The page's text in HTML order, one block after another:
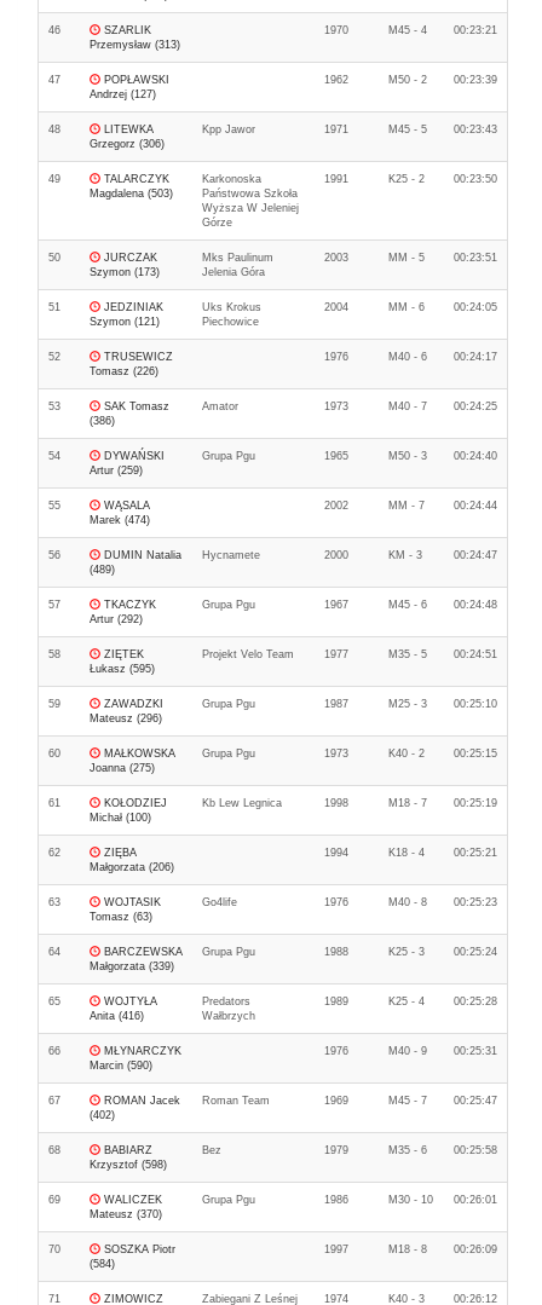
46
SZARLIK
Przemysław (313)
1970 M45 - 4 00:23:21
47
POPŁAWSKI
Andrzej (127)
1962 M50 - 2 00:23:39
48
LITEWKA
Grzegorz (306)
Kpp Jawor 1971 M45 - 5 00:23:43
49
TALARCZYK
Magdalena (503)
Karkonoska
Państwowa Szkoła
Wyższa W Jeleniej
Górze
1991 K25 - 2 00:23:50
50
JURCZAK
Szymon (173)
Mks Paulinum
Jelenia Góra
2003 MM - 5 00:23:51
51
JEDZINIAK
Szymon (121)
Uks Krokus
Piechowice
2004 MM - 6 00:24:05
52
TRUSEWICZ
Tomasz (226)
1976 M40 - 6 00:24:17
53
SAK Tomasz
(386)
Amator 1973 M40 - 7 00:24:25
54
DYWAŃSKI
Artur (259)
Grupa Pgu 1965 M50 - 3 00:24:40
55
WĄSALA
Marek (474)
2002 MM - 7 00:24:44
56
DUMIN Natalia
(489)
Hycnamete 2000 KM - 3 00:24:47
57
TKACZYK
Artur (292)
Grupa Pgu 1967 M45 - 6 00:24:48
58
ZIĘTEK
Łukasz (595)
Projekt Velo Team 1977 M35 - 5 00:24:51
59
ZAWADZKI
Mateusz (296)
Grupa Pgu 1987 M25 - 3 00:25:10
60
MAŁKOWSKA
Joanna (275)
Grupa Pgu 1973 K40 - 2 00:25:15
61
KOŁODZIEJ
Michał (100)
Kb Lew Legnica 1998 M18 - 7 00:25:19
62
ZIĘBA
Małgorzata (206)
1994 K18 - 4 00:25:21
63
WOJTASIK
Tomasz (63)
Go4life 1976 M40 - 8 00:25:23
64
BARCZEWSKA
Małgorzata (339)
Grupa Pgu 1988 K25 - 3 00:25:24
65
WOJTYŁA
Anita (416)
Predators
Wałbrzych
1989 K25 - 4 00:25:28
66
MŁYNARCZYK
Marcin (590)
1976 M40 - 9 00:25:31
67
ROMAN Jacek
(402)
Roman Team 1969 M45 - 7 00:25:47
68
BABIARZ
Krzysztof (598)
Bez 1979 M35 - 6 00:25:58
69
WALICZEK
Mateusz (370)
Grupa Pgu 1986 M30 - 10 00:26:01
70
SOSZKA Piotr
(584)
1997 M18 - 8 00:26:09
71
ZIMOWICZ
Zabiegani Z Leśnej 1974 K40 - 3 00:26:12